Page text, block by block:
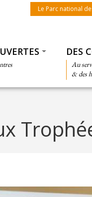
Menu du parc
Le Parc national
DES
Au
& des